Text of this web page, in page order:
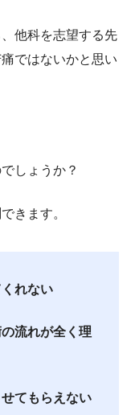
他科を志望する先
ではないかと思い
しょうか？
きます。
れない
流れが全く理
てもらえない